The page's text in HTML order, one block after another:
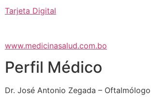
Tarjeta Digital
www.medicinasalud.com.bo
Perfil Médico
Dr. José Antonio Zegada – Oftalmólogo